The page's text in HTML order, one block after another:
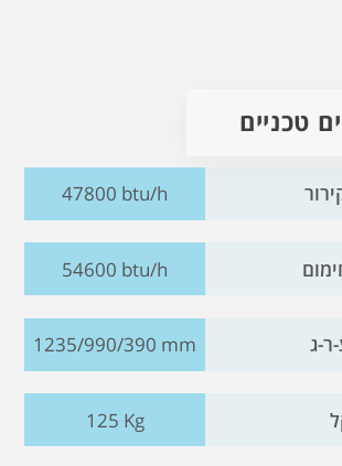
טכניים
47800 btu/h
54600 btu/h
ר-ג 1235/990/390 mm
125 Kg